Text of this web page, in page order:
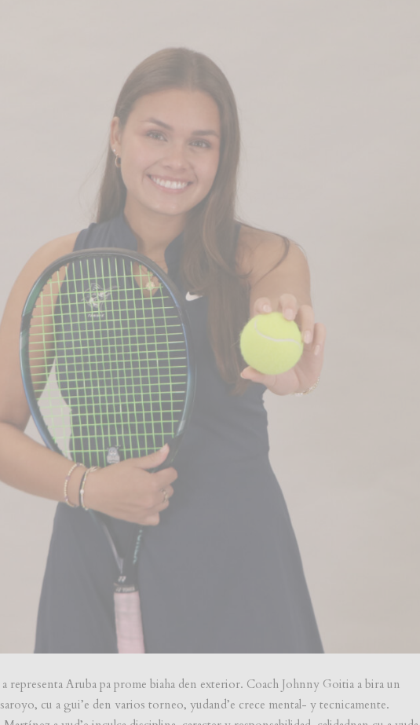
a representa Aruba pa prome biaha den exterior. Coach Johnny Goitia a bira un
cu a gui’e den varios torneo, yudand’e crece mental- y tecnicamente.